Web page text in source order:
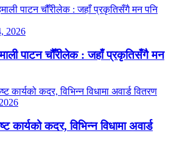
2026
पाटन चौँरीलेक : जहाँ प्रकृतिसँगै मन
कार्यको कदर, विभिन्न विधामा अवार्ड